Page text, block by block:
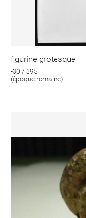
figurine grotesque
-30 / 395
(époque romaine)